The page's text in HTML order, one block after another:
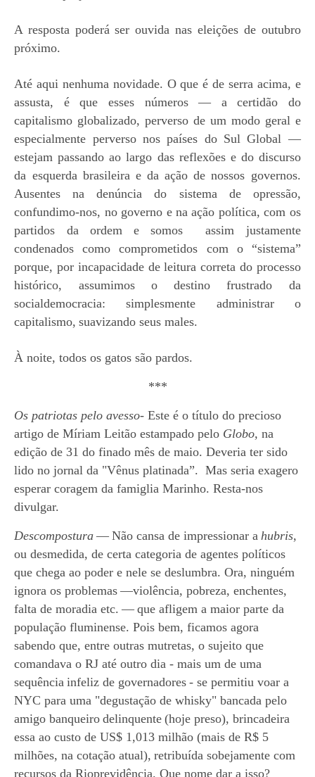
A resposta poderá ser ouvida nas eleições de outubro
próximo.
Até aqui nenhuma novidade. O que é de serra acima, e
assusta, é que esses números — a certidão do
capitalismo globalizado, perverso de um modo geral e
especialmente perverso nos países do Sul Global —
estejam passando ao largo das reflexões e do discurso
da esquerda brasileira e da ação de nossos governos.
Ausentes na denúncia do sistema de opressão,
confundimo-nos, no governo e na ação política, com os
partidos da ordem e somos assim justamente
condenados como comprometidos com o “sistema”
porque, por incapacidade de leitura correta do processo
histórico, assumimos o destino frustrado da
socialdemocracia: simplesmente administrar o
capitalismo, suavizando seus males.
À noite, todos os gatos são pardos.
***
Os patriotas pelo avesso- Este é o título do precioso
artigo de Míriam Leitão estampado pelo Globo, na
edição de 31 do finado mês de maio. Deveria ter sido
lido no jornal da "Vênus platinada”. Mas seria exagero
esperar coragem da famiglia Marinho. Resta-nos
divulgar.
Descompostura — Não cansa de impressionar a hubris,
ou desmedida, de certa categoria de agentes políticos
que chega ao poder e nele se deslumbra. Ora, ninguém
ignora os problemas —violência, pobreza, enchentes,
falta de moradia etc. — que afligem a maior parte da
população fluminense. Pois bem, ficamos agora
sabendo que, entre outras mutretas, o sujeito que
comandava o RJ até outro dia - mais um de uma
sequência infeliz de governadores - se permitiu voar a
NYC para uma "degustação de whisky" bancada pelo
amigo banqueiro delinquente (hoje preso), brincadeira
essa ao custo de US$ 1,013 milhão (mais de R$ 5
milhões, na cotação atual), retribuída sobejamente com
recursos da Rioprevidência. Que nome dar a isso?